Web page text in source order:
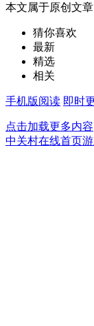
本文属于原创文
猜你喜欢
最新
精选
相关
手机版阅读 即时
点击加载更多内容
中关村在线首页